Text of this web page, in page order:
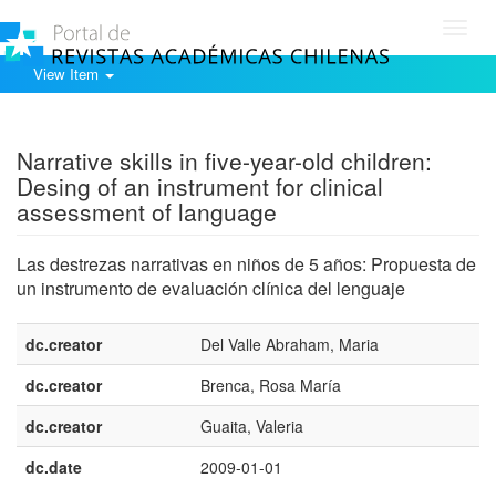
View Item
Narrative skills in five-year-old children:
Desing of an instrument for clinical
assessment of language
Las destrezas narrativas en niños de 5 años: Propuesta de
un instrumento de evaluación clínica del lenguaje
dc.creator
Del Valle Abraham, Maria
dc.creator
Brenca, Rosa María
dc.creator
Guaita, Valeria
dc.date
2009-01-01